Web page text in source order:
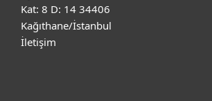
Kat: 8 D: 14 34406
Kağıthane/İstanbul
İletişim